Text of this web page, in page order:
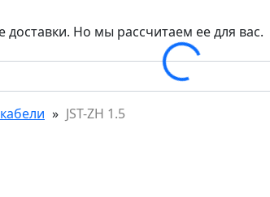
Но мы рассчитаем ее для вас.
Loading...
» JST-ZH 1.5